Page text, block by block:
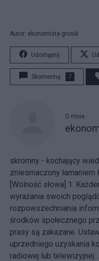
Autor: ekonomista grosik
Udostępnij
Skomentuj 7
O mnie
skromny - kochający
zniesmaczony łamaniem
[Wolność słowa] 1.
wyrażania swoich
rozpowszechniania
środków społecznego
prasy są zakazane.
uprzedniego uzyskania
radiowej lub telewizyjnej. ...